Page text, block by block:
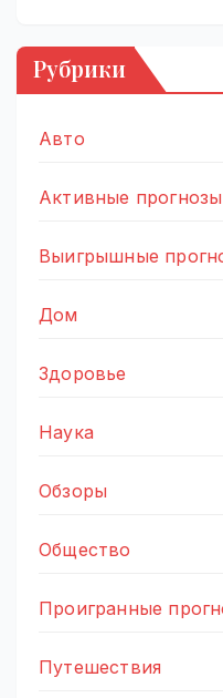
Рубрики
Авто
Активные прогнозы
Выигрышные
Дом
Здоровье
Наука
Обзоры
Общество
Проигранные
Путешествия